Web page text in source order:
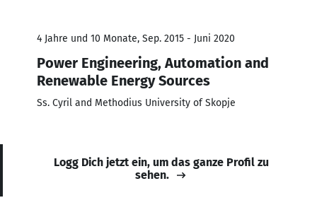
4 Jahre und 10 Monate, Sep. 2015 - Juni 2020
Power Engineering, Automation and
Renewable Energy Sources
Ss. Cyril and Methodius University of Skopje
Logg Dich jetzt ein, um das ganze Profil zu
sehen.